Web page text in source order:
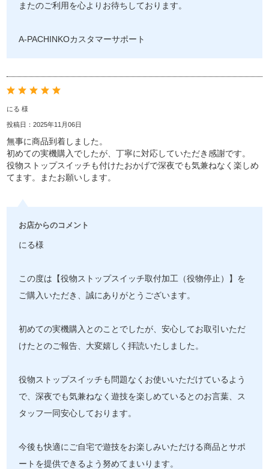
またのご利用を心よりお待ちしております。
A-PACHINKOカスタマーサポート
にる 様
投稿日：2025年11月06日
無事に商品到着しました。
初めての実機購入でしたが、丁寧に対応していただき感謝です。
役物ストップスイッチも付けたおかげで深夜でも気兼ねなく楽しめ
てます。またお願いします。
お店からのコメント
にる様
この度は【役物ストップスイッチ取付加工（役物停止）】を
ご購入いただき、誠にありがとうございます。
初めての実機購入とのことでしたが、安心してお取引いただ
けたとのご報告、大変嬉しく拝読いたしました。
役物ストップスイッチも問題なくお使いいただけているよう
で、深夜でも気兼ねなく遊技を楽しめているとのお言葉、ス
タッフ一同安心しております。
今後も快適にご自宅で遊技をお楽しみいただける商品とサポ
ートを提供できるよう努めてまいります。